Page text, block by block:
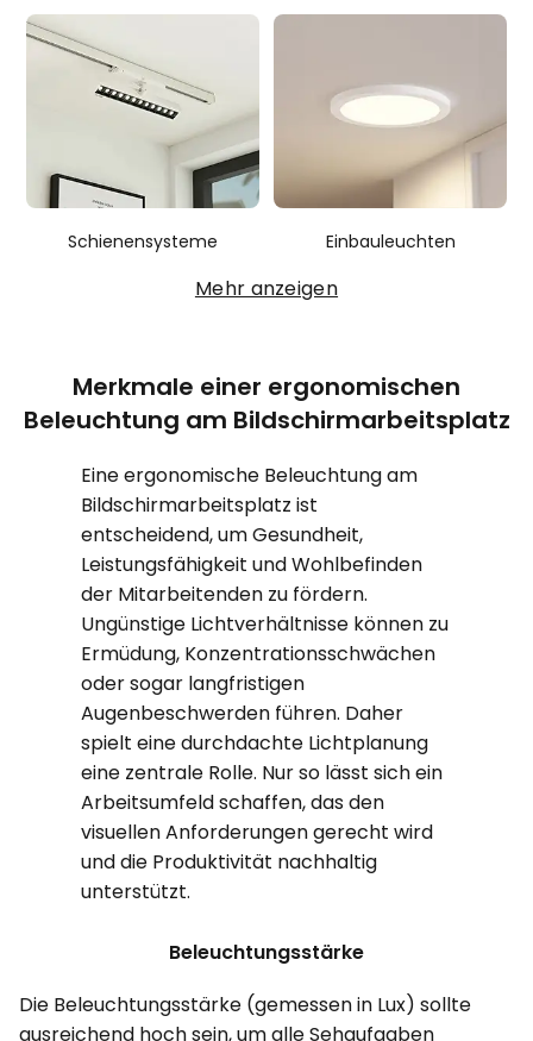
Schienensysteme Einbauleuchten
Mehr anzeigen
Merkmale einer ergonomischen
Beleuchtung am Bildschirmarbeitsplatz
Eine ergonomische Beleuchtung am
Bildschirmarbeitsplatz ist
entscheidend, um Gesundheit,
Leistungsfähigkeit und Wohlbefinden
der Mitarbeitenden zu fördern.
Ungünstige Lichtverhältnisse können zu
Ermüdung, Konzentrationsschwächen
oder sogar langfristigen
Augenbeschwerden führen. Daher
spielt eine durchdachte Lichtplanung
eine zentrale Rolle. Nur so lässt sich ein
Arbeitsumfeld schaffen, das den
visuellen Anforderungen gerecht wird
und die Produktivität nachhaltig
unterstützt.
Beleuchtungsstärke
Die Beleuchtungsstärke (gemessen in Lux) sollte
ausreichend hoch sein, um alle Sehaufgaben